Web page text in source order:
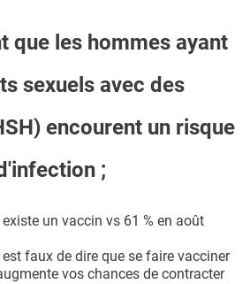
que les hommes ayant
sexuels avec des
encourent un risque
;
un vaccin vs 61 % en août
faux de dire que se faire vacciner
vos chances de contracter